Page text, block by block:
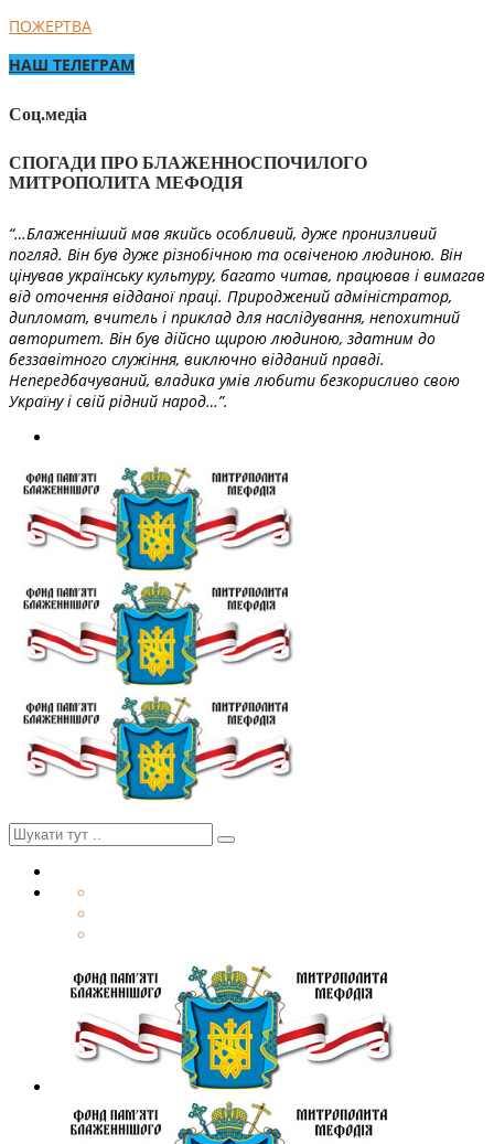
ПОЖЕРТВА
НАШ ТЕЛЕГРАМ
Соц.медіа
СПОГАДИ ПРО БЛАЖЕННОСПОЧИЛОГО
МИТРОПОЛИТА МЕФОДІЯ
“…Блаженніший мав якийсь особливий, дуже пронизливий
погляд. Він був дуже різнобічною та освіченою людиною. Він
цінував українську культуру, багато читав, працював і вимагав
від оточення відданої праці. Природжений адміністратор,
дипломат, вчитель і приклад для наслідування, непохитний
авторитет. Він був дійсно щирою людиною, здатним до
беззавітного служіння, виключно відданий правді.
Непередбачуваний, владика умів любити безкорисливо свою
Україну і свій рідний народ…”.